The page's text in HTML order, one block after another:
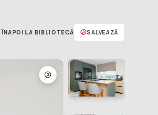
ÎNAPOI LA BIBLIOTECĂ SALVEAZĂ